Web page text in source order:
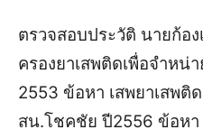
ตรวจสอบประวัติ นายก้อง
ครองยาเสพติดเพื่อจำหน่า
2553 ข้อหา เสพยาเสพติ
สน.โชคชัย ปี2556 ข้อหา